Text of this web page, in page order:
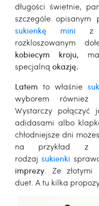
długości świetnie,
szczególe opisanym
sukienkę
mini
z
rozkloszowanym
kobiecym kroju,
specjalną okazję.
Latem to właśnie
wyborem również
Wystarczy
adidasami albo
chłodniejsze dni
na przykład z
rodzajsukienki
imprezy . Ze
duet. A tu kilka